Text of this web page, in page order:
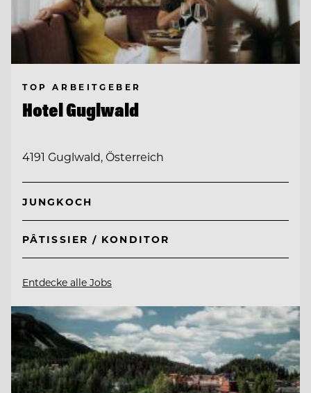
TOP ARBEITGEBER
Hotel Guglwald
4191 Guglwald, Österreich
JUNGKOCH
PÂTISSIER / KONDITOR
Entdecke alle Jobs